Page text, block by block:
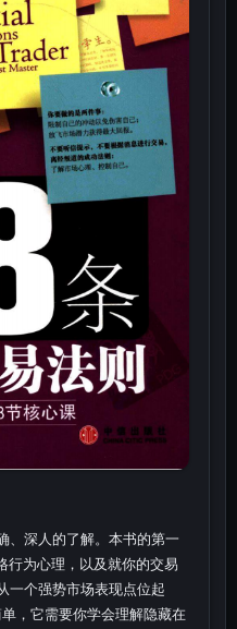
、深人的了解。本书的第一
行为心理，以及就你的交易
一个强势市场表现点位起
，它需要你学会理解隐藏在